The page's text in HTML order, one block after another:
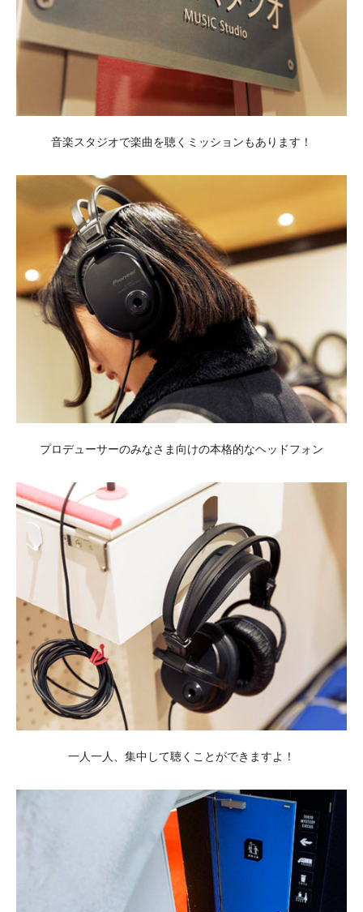
音楽スタジオで楽曲を聴くミッションもあります！
プロデューサーのみなさま向けの本格的なヘッドフォン
一人一人、集中して聴くことができますよ！